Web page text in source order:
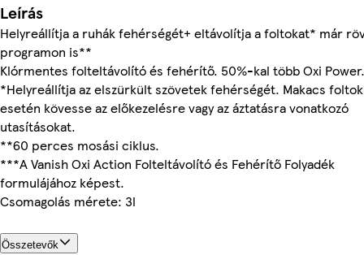
Leírás
Helyreállítja a ruhák fehérségét+ eltávolítja a foltokat* már
programon is**
Klórmentes folteltávolító és fehérítő. 50%-kal több Oxi
*Helyreállítja az elszürkült szövetek fehérségét. Makacs foltok
esetén kövesse az előkezelésre vagy az áztatásra vonatkozó
utasításokat.
**60 perces mosási ciklus.
***A Vanish Oxi Action Folteltávolító és Fehérítő Folyadék
formulájához képest.
Csomagolás mérete: 3l
Összetevők